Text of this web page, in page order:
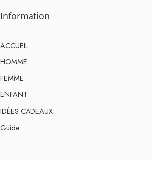
Information
ACCUEIL
HOMME
FEMME
ENFANT
IDÉES CADEAUX
Guide